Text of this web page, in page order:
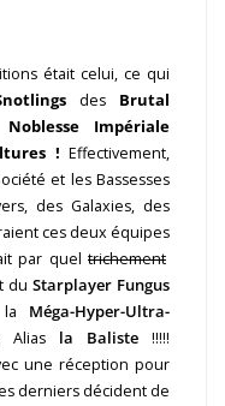
était celui, ce qui
des Brutal
Noblesse Impériale
!Effectivement,
et les Bassesses
des Galaxies, des
ces deux équipes
par quel trichement
duStarplayer Fungus
Méga-Hyper-Ultra-
Alias la Baliste !!!!!
une réception pour
derniers décident de